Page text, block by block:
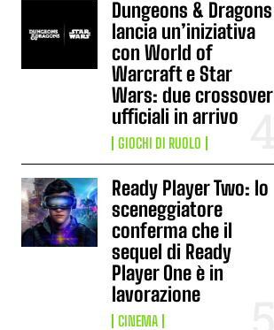
Dungeons & Dragons
lancia un’iniziativa
con World of
Warcraft e Star
Wars: due crossover
ufficiali in arrivo
GIOCHI DI RUOLO
Ready Player Two: lo
sceneggiatore
conferma che il
sequel di Ready
Player One è in
lavorazione
CINEMA